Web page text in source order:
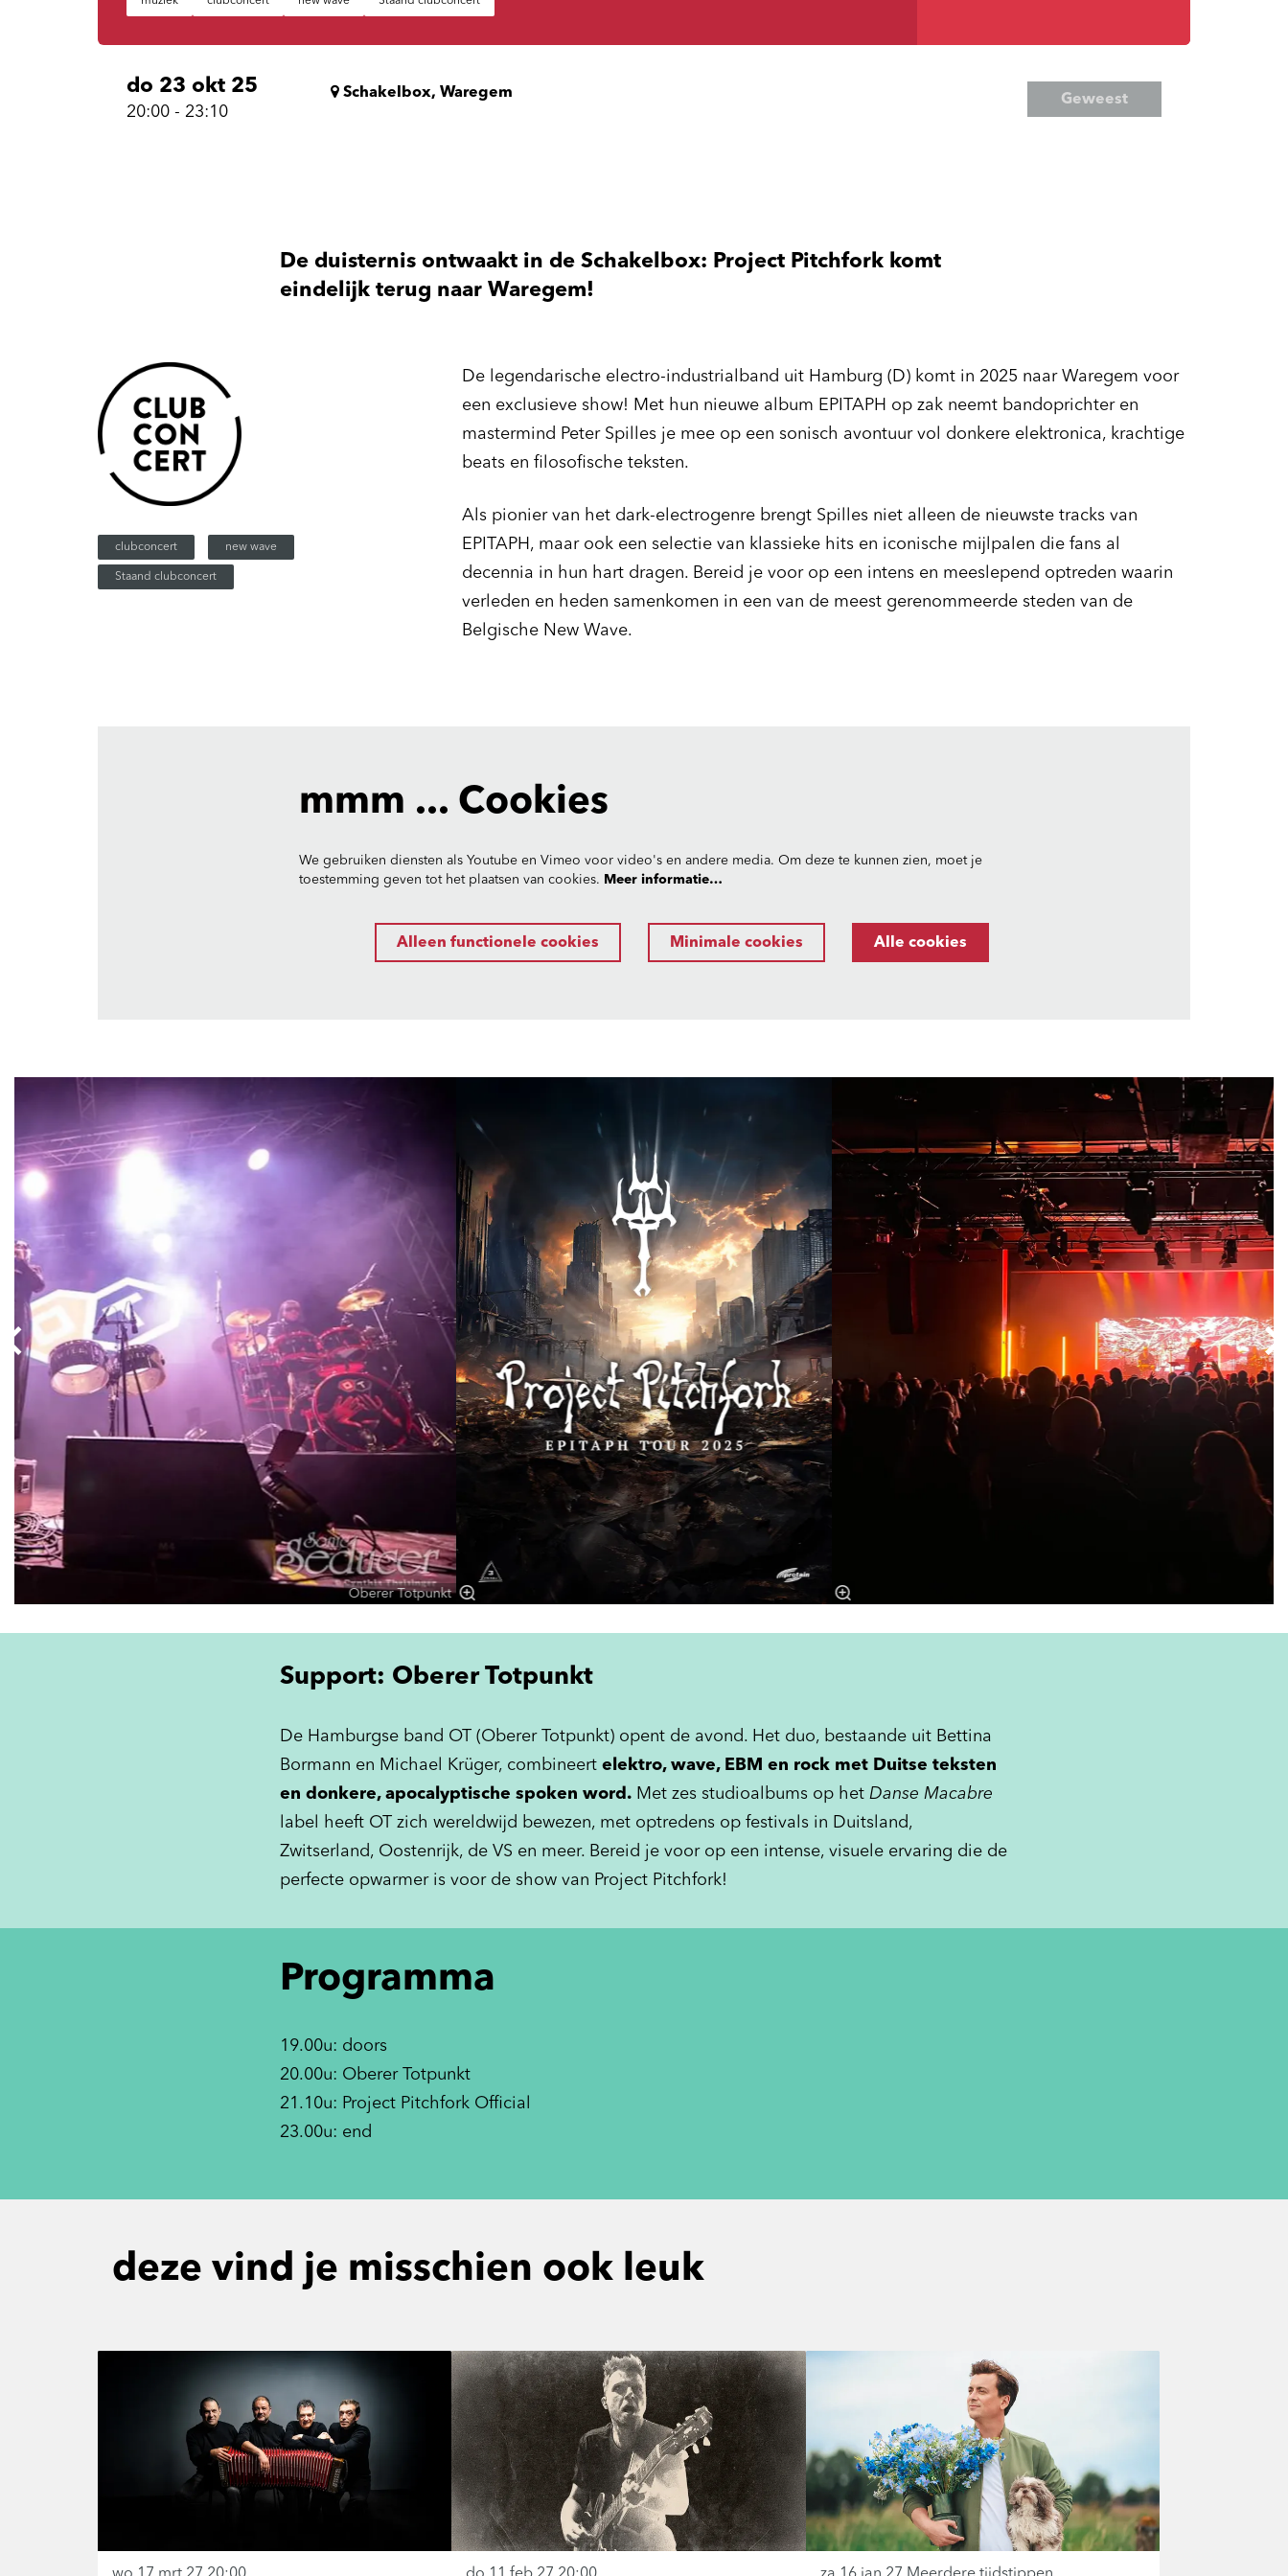
do 23 okt 25
20:00 - 23:10
Schakelbox, Waregem Geweest
De duisternis ontwaakt in de Schakelbox: Project Pitchfork komt
eindelijk terug naar Waregem!
De legendarische electro-industrialband uit Hamburg (D) komt in 2025 naar Waregem voor
een exclusieve show! Met hun nieuwe album EPITAPH op zak neemt bandoprichter en
mastermind Peter Spilles je mee op een sonisch avontuur vol donkere elektronica, krachtige
beats en filosofische teksten.
Als pionier van het dark-electrogenre brengt Spilles niet alleen de nieuwste tracks van
EPITAPH, maar ook een selectie van klassieke hits en iconische mijlpalen die fans al
decennia in hun hart dragen. Bereid je voor op een intens en meeslepend optreden waarin
verleden en heden samenkomen in een van de meest gerenommeerde steden van de
Belgische New Wave.
clubconcert new wave
Staand clubconcert
mmm ... Cookies
We gebruiken diensten als Youtube en Vimeo voor video's en andere media. Om deze te kunnen zien, moet je
toestemming geven tot het plaatsen van cookies. Meer informatie…
Alleen functionele cookies Minimale cookies Alle cookies
Overslaan
Oberer Totpunkt
Inzoomen
Support: Oberer Totpunkt
De Hamburgse band OT (Oberer Totpunkt) opent de avond. Het duo, bestaande uit Bettina
Bormann en Michael Krüger, combineert elektro, wave, EBM en rock met Duitse teksten
en donkere, apocalyptische spoken word. Met zes studioalbums op het Danse Macabre
label heeft OT zich wereldwijd bewezen, met optredens op festivals in Duitsland,
Zwitserland, Oostenrijk, de VS en meer. Bereid je voor op een intense, visuele ervaring die de
perfecte opwarmer is voor de show van Project Pitchfork!
Programma
19.00u: doors
20.00u: Oberer Totpunkt
21.10u: Project Pitchfork Official
23.00u: end
deze vind je misschien ook leuk